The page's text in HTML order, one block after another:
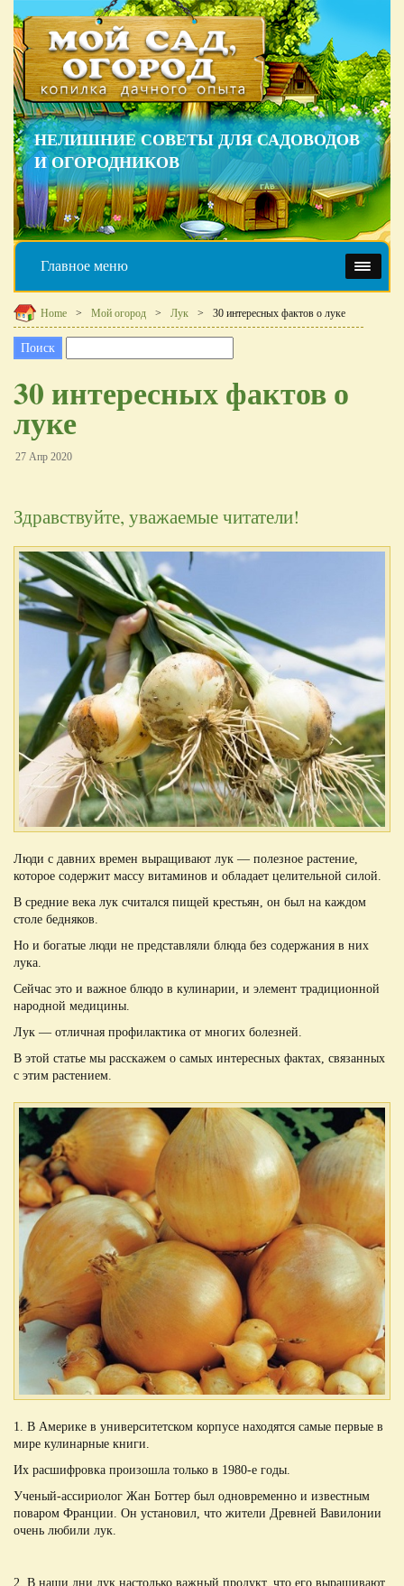
НЕЛИШНИЕ СОВЕТЫ ДЛЯ САДОВОДОВ
И ОГОРОДНИКОВ
Главное меню
Home Мой огород Лук 30 интересных фактов о луке
30 интересных фактов о
луке
27 Апр 2020
Здравствуйте, уважаемые читатели!
Люди с давних времен выращивают лук — полезное растение,
которое содержит массу витаминов и обладает целительной силой.
В средние века лук считался пищей крестьян, он был на каждом
столе бедняков.
Но и богатые люди не представляли блюда без содержания в них
лука.
Сейчас это и важное блюдо в кулинарии, и элемент традиционной
народной медицины.
Лук — отличная профилактика от многих болезней.
В этой статье мы расскажем о самых интересных фактах, связанных
с этим растением.
1. В Америке в университетском корпусе находятся самые первые в
мире кулинарные книги.
Их расшифровка произошла только в 1980-е годы.
Ученый-ассириолог Жан Боттер был одновременно и известным
поваром Франции. Он установил, что жители Древней Вавилонии
очень любили лук.
2. В наши дни лук настолько важный продукт, что его выращивают